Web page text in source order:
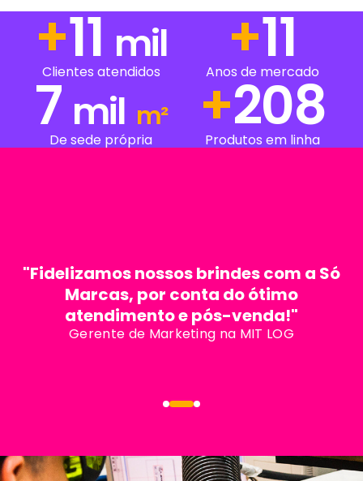
+15
mil
Clientes atendidos
+15
Anos de mercado
7 mil +281
"Fidelizamos nossos brindes com a Só
Marcas, por conta do ótimo